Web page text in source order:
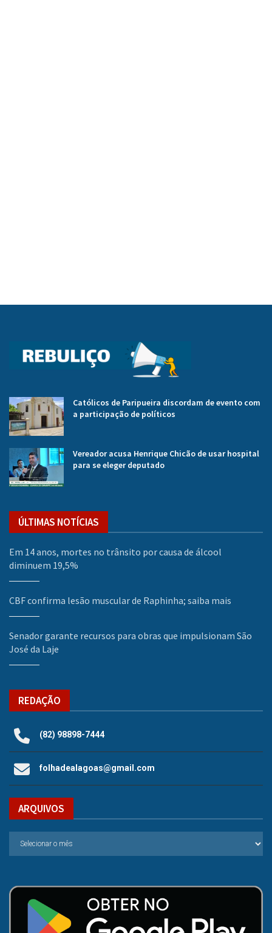
Católicos de Paripueira discordam de evento com
a participação de políticos
Vereador acusa Henrique Chicão de usar hospital
para se eleger deputado
ÚLTIMAS NOTÍCIAS
Em 14 anos, mortes no trânsito por causa de álcool
diminuem 19,5%
CBF confirma lesão muscular de Raphinha; saiba mais
Senador garante recursos para obras que impulsionam São
José da Laje
REDAÇÃO
(82) 98898-7444
folhadealagoas@gmail.com
ARQUIVOS